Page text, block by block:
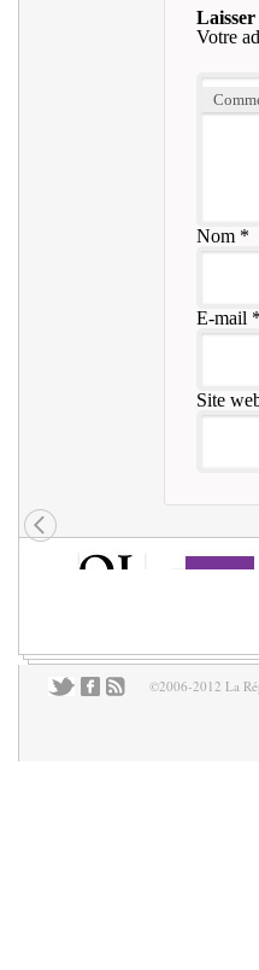
Votre
Nom*
E-mail *
Site
©2006-2012 La